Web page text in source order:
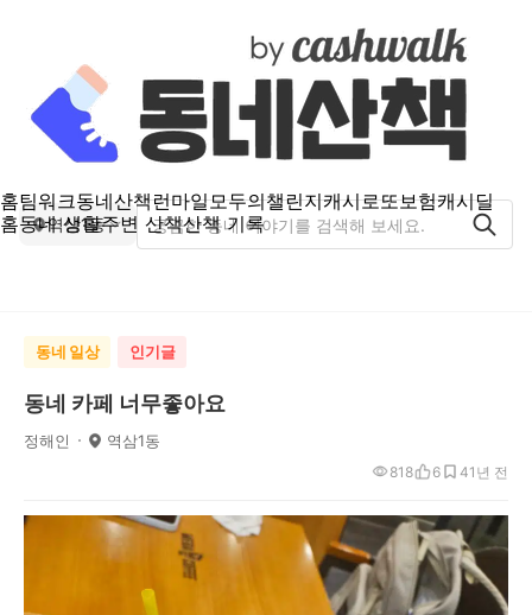
홈팀워크동네산책런마일모두의챌린지캐시로또보험캐시딜
홈동네 생활주변 산책산책 기록
역삼1동
동네 일상 인기글
동네 카페 너무좋아요
정해인 역삼1동
1년 전
818 6 4